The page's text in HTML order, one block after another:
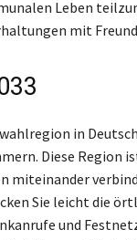
Leben
mit
in
Diese Region
miteinander
Sie leicht die
und